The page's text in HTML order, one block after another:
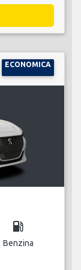
ECONOMICA
local_gas_station
Benzina